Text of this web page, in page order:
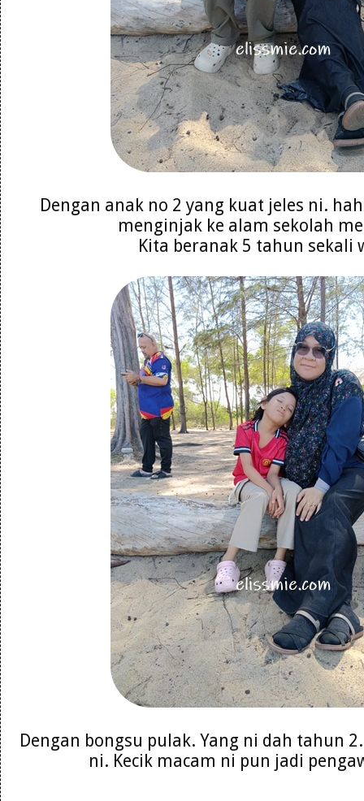
Dengan anak no 2 yang kuat jeles ni.
menginjak ke alam sekolah
Kita beranak 5 tahun sekali
Dengan bongsu pulak. Yang ni dah tahun
ni. Kecik macam ni pun jadi